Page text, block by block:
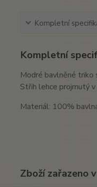
Kompletní
Kompletní
Modré bavlněné triko
Střih lehce projmutý v
Materiál: 100%
Zboží zařazeno